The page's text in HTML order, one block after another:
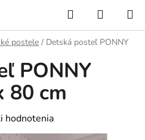
Hľadať
KOŠÍK
postele / Detská posteľ PONNY
PONNY
80 cm
hodnotenia